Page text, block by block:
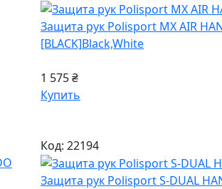
Защита рук Polisport MX AIR
[BLACK]Black,White
1 575 ₴
Купить
Код: 22194
Защита рук Polisport S-DUAL